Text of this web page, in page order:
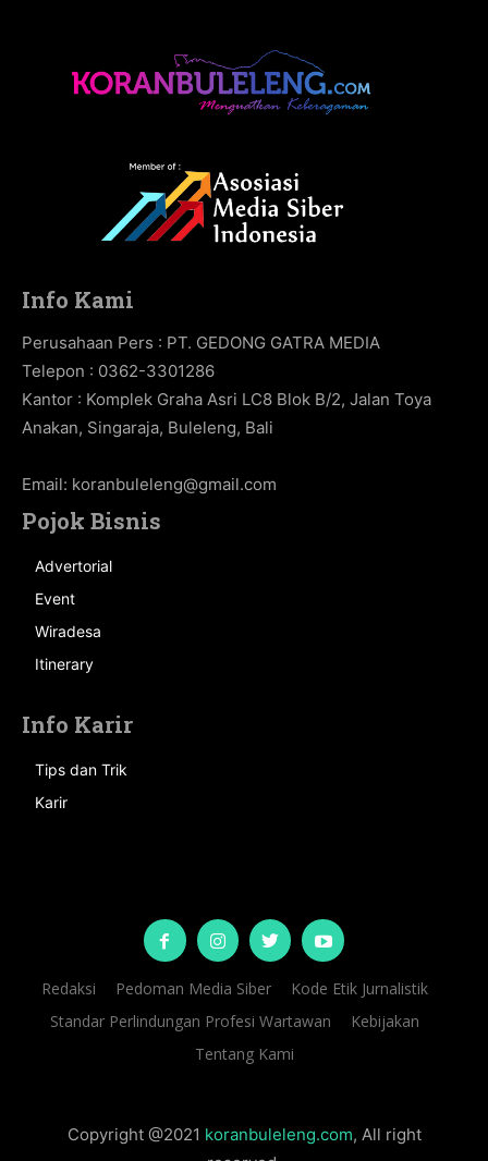
Info Kami
Perusahaan Pers : PT. GEDONG GATRA MEDIA
Telepon : 0362-3301286
Kantor : Komplek Graha Asri LC8 Blok B/2, Jalan Toya
Anakan, Singaraja, Buleleng, Bali
Email: koranbuleleng@gmail.com
Pojok Bisnis
Advertorial
Event
Wiradesa
Itinerary
Info Karir
Tips dan Trik
Karir
Redaksi Pedoman Media Siber
Kode Etik Jurnalistik
Standar Perlindungan Profesi Wartawan
Kebijakan
Tentang Kami
Copyright @2021 koranbuleleng.com, All right